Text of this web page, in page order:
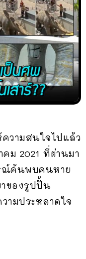
วามสนใจไปแล้ว
ม 2021 ที่ผ่านมา
ณ์ค้นพบคนหาย
ของรูปปั้น
วามประหลาดใจ